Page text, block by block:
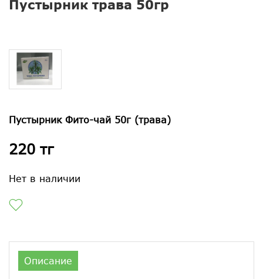
Пустырник трава 50гр
Пустырник Фито-чай 50г (трава)
220 тг
Нет в наличии
Описание